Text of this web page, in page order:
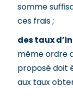
somme
ces frais ;
des taux
même ordre
proposé doit
aux taux